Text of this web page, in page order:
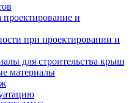
и
при проектировании и
для строительства крыш
материалы